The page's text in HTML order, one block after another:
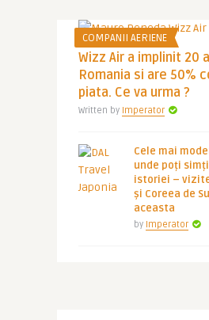
COMPANII AERIENE
Wizz Air a implinit 20
Romania si are 50%
piata. Ce va urma ?
Written by Imperator
Cele mai
unde poți
istoriei –
și Coreea de
aceasta
by Imperator